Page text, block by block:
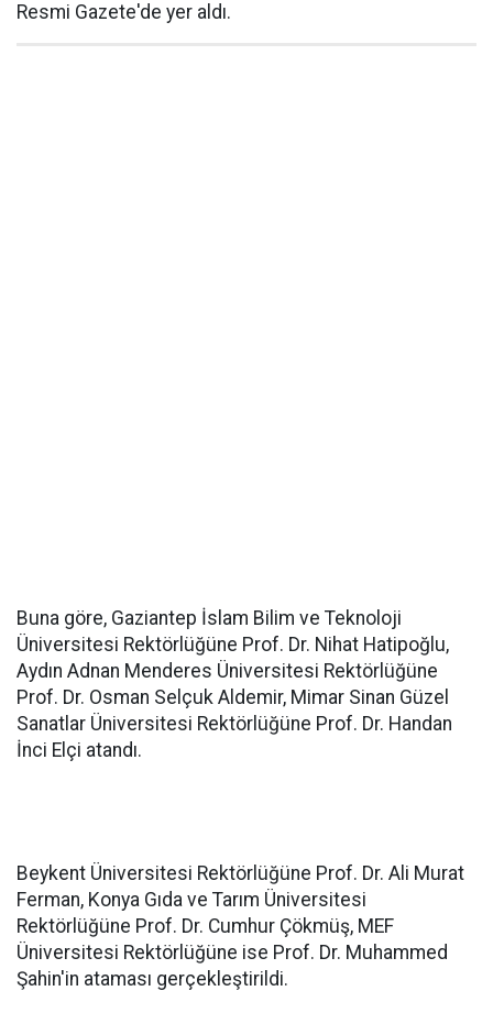
Resmi Gazete'de yer aldı.
Buna göre, Gaziantep İslam Bilim ve Teknoloji
Üniversitesi Rektörlüğüne Prof. Dr. Nihat Hatipoğlu,
Aydın Adnan Menderes Üniversitesi Rektörlüğüne
Prof. Dr. Osman Selçuk Aldemir, Mimar Sinan Güzel
Sanatlar Üniversitesi Rektörlüğüne Prof. Dr. Handan
İnci Elçi atandı.
Beykent Üniversitesi Rektörlüğüne Prof. Dr. Ali Murat
Ferman, Konya Gıda ve Tarım Üniversitesi
Rektörlüğüne Prof. Dr. Cumhur Çökmüş, MEF
Üniversitesi Rektörlüğüne ise Prof. Dr. Muhammed
Şahin'in ataması gerçekleştirildi.